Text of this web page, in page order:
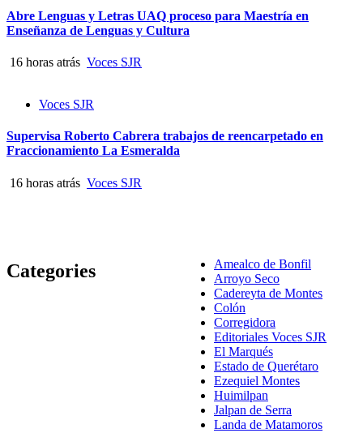
Abre Lenguas y Letras UAQ proceso para Maestría en
Enseñanza de Lenguas y Cultura
16 horas atrás Voces SJR
Voces SJR
Supervisa Roberto Cabrera trabajos de reencarpetado en
Fraccionamiento La Esmeralda
16 horas atrás Voces SJR
Categories
Amealco de Bonfil
Arroyo Seco
Cadereyta de Montes
Colón
Corregidora
Editoriales Voces SJR
El Marqués
Estado de Querétaro
Ezequiel Montes
Huimilpan
Jalpan de Serra
Landa de Matamoros